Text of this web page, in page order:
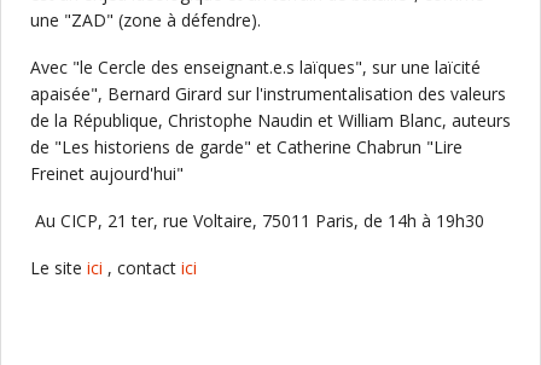
une "ZAD" (zone à défendre).
Avec "le Cercle des enseignant.e.s laïques", sur une laïcité
apaisée", Bernard Girard sur l'instrumentalisation des valeurs
de la République, Christophe Naudin et William Blanc, auteurs
de "Les historiens de garde" et Catherine Chabrun "Lire
Freinet aujourd'hui"
Au CICP, 21 ter, rue Voltaire, 75011 Paris, de 14h à 19h30
Le site ici , contact ici